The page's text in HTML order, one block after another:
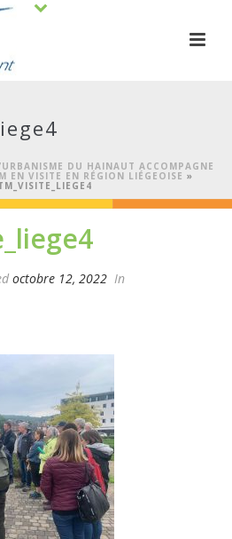
DU HAINAUT ACCOMPAGNE
EN VISITE EN RÉGION LIÉGEOISE »
octobre 12, 2022 In